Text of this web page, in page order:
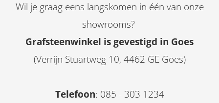
Wil je graag eens langskomen in één van onze
showrooms?
Grafsteenwinkel is gevestigd in Goes
(Verrijn Stuartweg 10, 4462 GE Goes)
Telefoon: 085 - 303 1234